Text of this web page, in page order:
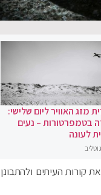
מזג האוויר ליום שלישי:
בטמפרטורות – נעים
לעונה
קורות העיתים ולהתבונן